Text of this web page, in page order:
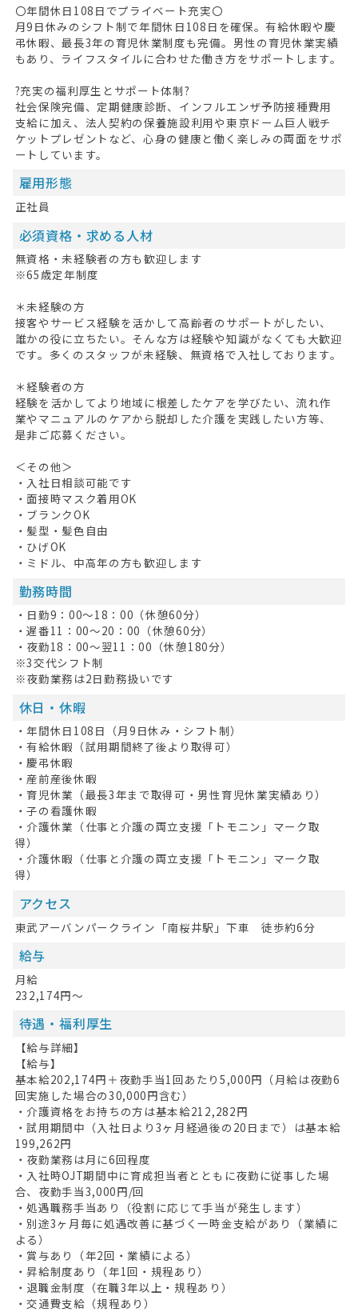
無料会員登録
ログイン
キープした求人
最近見た求人
お問い合わせ
〇年間休日108日でプライベート充実〇
月9日休みのシフト制で年間休日108日を確保。有給休暇や慶
弔休暇、最長3年の育児休業制度も完備。男性の育児休業実績
もあり、ライフスタイルに合わせた働き方をサポートします。
?充実の福利厚生とサポート体制?
社会保険完備、定期健康診断、インフルエンザ予防接種費用
支給に加え、法人契約の保養施設利用や東京ドーム巨人戦チ
ケットプレゼントなど、心身の健康と働く楽しみの両面をサポ
ートしています。
雇用形態
正社員
必須資格・求める人材
無資格・未経験者の方も歓迎します
※65歳定年制度
＊未経験の方
接客やサービス経験を活かして高齢者のサポートがしたい、
誰かの役に立ちたい。そんな方は経験や知識がなくても大歓迎
です。多くのスタッフが未経験、無資格で入社しております。
＊経験者の方
経験を活かしてより地域に根差したケアを学びたい、流れ作
業やマニュアルのケアから脱却した介護を実践したい方等、
是非ご応募ください。
＜その他＞
・入社日相談可能です
・面接時マスク着用OK
・ブランクOK
・髪型・髪色自由
・ひげOK
・ミドル、中高年の方も歓迎します
勤務時間
・日勤9：00～18：00（休憩60分）
・遅番11：00～20：00（休憩60分）
・夜勤18：00～翌11：00（休憩180分）
※3交代シフト制
※夜勤業務は2日勤務扱いです
休日・休暇
・年間休日108日（月9日休み・シフト制）
・有給休暇（試用期間終了後より取得可）
・慶弔休暇
・産前産後休暇
・育児休業（最長3年まで取得可・男性育児休業実績あり）
・子の看護休暇
・介護休業（仕事と介護の両立支援「トモニン」マーク取
得）
・介護休暇（仕事と介護の両立支援「トモニン」マーク取
得）
アクセス
東武アーバンパークライン「南桜井駅」下車 徒歩約6分
給与
月給
232,174円～
待遇・福利厚生
【給与詳細】
【給与】
基本給202,174円＋夜勤手当1回あたり5,000円（月給は夜勤6
回実施した場合の30,000円含む）
・介護資格をお持ちの方は基本給212,282円
・試用期間中（入社日より3ヶ月経過後の20日まで）は基本給
199,262円
・夜勤業務は月に6回程度
・入社時OJT期間中に育成担当者とともに夜勤に従事した場
合、夜勤手当3,000円/回
・処遇職務手当あり（役割に応じて手当が発生します）
・別途3ヶ月毎に処遇改善に基づく一時金支給があり（業績に
よる）
・賞与あり（年2回・業績による）
・昇給制度あり（年1回・規程あり）
・退職金制度（在職3年以上・規程あり）
・交通費支給（規程あり）